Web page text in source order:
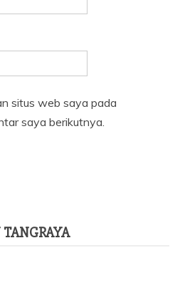
situs web saya pada
saya berikutnya.